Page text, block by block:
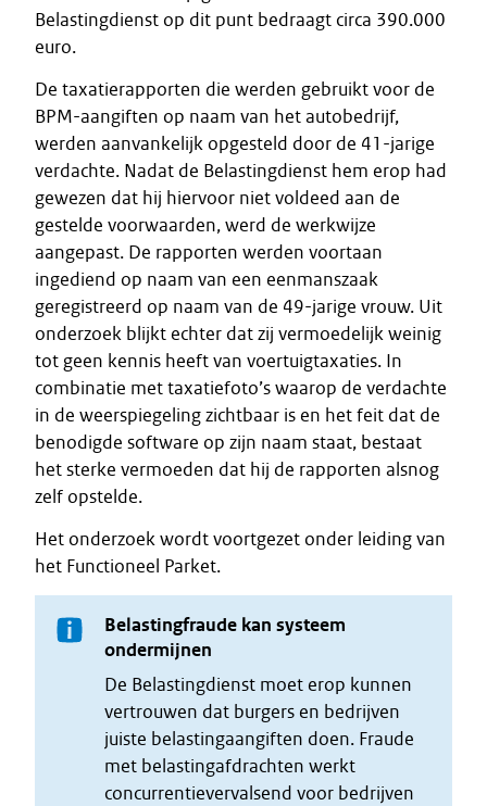
Belastingdienst op dit punt bedraagt circa 390.000
euro.
De taxatierapporten die werden gebruikt voor de
BPM-aangiften op naam van het autobedrijf,
werden aanvankelijk opgesteld door de 41-jarige
verdachte. Nadat de Belastingdienst hem erop had
gewezen dat hij hiervoor niet voldeed aan de
gestelde voorwaarden, werd de werkwijze
aangepast. De rapporten werden voortaan
ingediend op naam van een eenmanszaak
geregistreerd op naam van de 49-jarige vrouw. Uit
onderzoek blijkt echter dat zij vermoedelijk weinig
tot geen kennis heeft van voertuigtaxaties. In
combinatie met taxatiefoto’s waarop de verdachte
in de weerspiegeling zichtbaar is en het feit dat de
benodigde software op zijn naam staat, bestaat
het sterke vermoeden dat hij de rapporten alsnog
zelf opstelde.
Het onderzoek wordt voortgezet onder leiding van
het Functioneel Parket.
Belastingfraude kan systeem
ondermijnen
De Belastingdienst moet erop kunnen
vertrouwen dat burgers en bedrijven
juiste belastingaangiften doen. Fraude
met belastingafdrachten werkt
concurrentievervalsend voor bedrijven